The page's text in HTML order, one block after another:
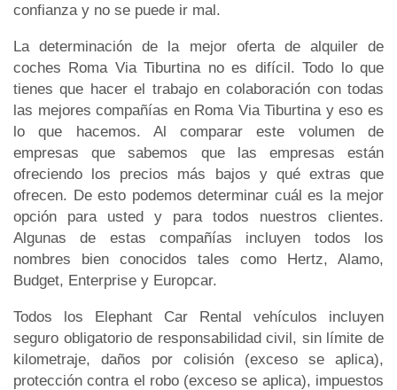
confianza y no se puede ir mal.
La determinación de la mejor oferta de alquiler de
coches Roma Via Tiburtina no es difícil. Todo lo que
tienes que hacer el trabajo en colaboración con todas
las mejores compañías en Roma Via Tiburtina y eso es
lo que hacemos. Al comparar este volumen de
empresas que sabemos que las empresas están
ofreciendo los precios más bajos y qué extras que
ofrecen. De esto podemos determinar cuál es la mejor
opción para usted y para todos nuestros clientes.
Algunas de estas compañías incluyen todos los
nombres bien conocidos tales como Hertz, Alamo,
Budget, Enterprise y Europcar.
Todos los Elephant Car Rental vehículos incluyen
seguro obligatorio de responsabilidad civil, sin límite de
kilometraje, daños por colisión (exceso se aplica),
protección contra el robo (exceso se aplica), impuestos